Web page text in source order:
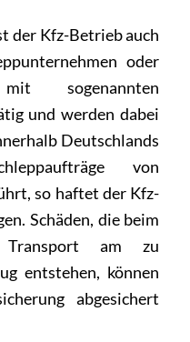
der Kfz-Betrieb auch
oder
sogenannten
und werden dabei
Deutschlands
von
so haftet der Kfz-
Schäden, die beim
am zu
entstehen, können
abgesichert